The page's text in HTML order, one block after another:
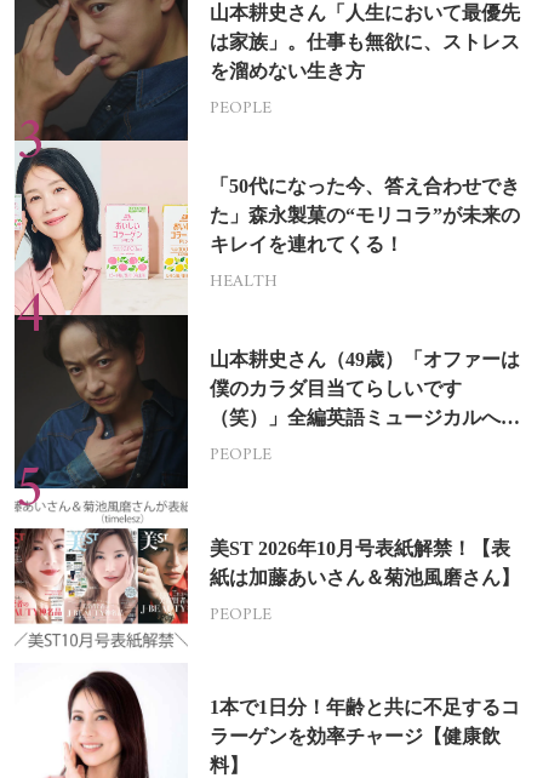
山本耕史さん「人生において最優先
は家族」。仕事も無欲に、ストレス
を溜めない生き方
PEOPLE
「50代になった今、答え合わせでき
た」森永製菓の“モリコラ”が未来の
キレイを連れてくる！
HEALTH
山本耕史さん（49歳）「オファーは
僕のカラダ目当てらしいです
（笑）」全編英語ミュージカルへの
挑戦
PEOPLE
美ST 2026年10月号表紙解禁！【表
紙は加藤あいさん＆菊池風磨さん】
PEOPLE
1本で1日分！年齢と共に不足するコ
ラーゲンを効率チャージ【健康飲
料】